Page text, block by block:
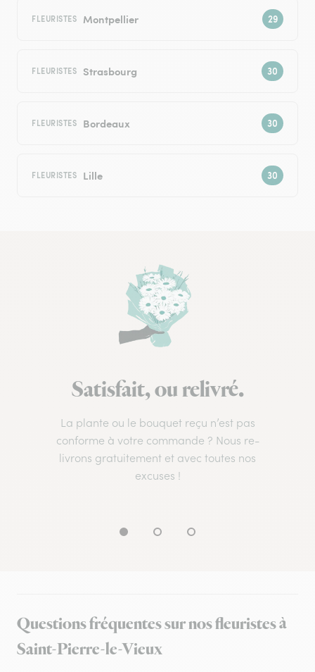
FLEURISTES Montpellier
FLEURISTES Strasbourg
FLEURISTES Bordeaux
FLEURISTES Lille
Satisfait, ou relivré.
La plante ou le bouquet reçu n’est pas
conforme à votre commande ? Nous re-
livrons gratuitement et avec toutes nos
excuses !
Questions fréquentes sur nos fleuristes à
Saint-Pierre-le-Vieux